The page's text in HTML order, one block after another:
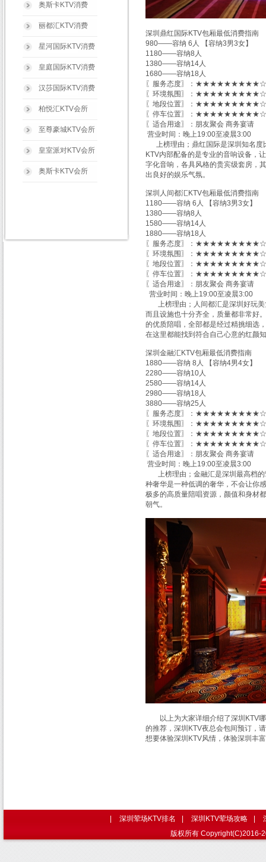
奥斯卡KTV消费
丽都汇KTV消费
星河国际KTV消费
皇庭国际KTV消费
汉莎国际KTV消费
柏悦汇KTV会所
至尊豪城KTV会所
皇室派对KTV会所
奥斯卡KTV会所
深圳鼎红国际KTV包厢最低消费指南
980——容纳 6人 【容纳3男3女】
1180——容纳8人
1380——容纳14人
1680——容纳18人
〖服务态度〗：★★★★★★★★★☆
〖环境氛围〗：★★★★★★★★★☆
〖地段位置〗：★★★★★★★★★☆
〖停车位置〗：★★★★★★★★★☆
〖适合用途〗：朋友聚会 商务宴请
营业时间：晚上19:00至凌晨3:00
上榜理由；鼎红国际是深圳知名度
KTV内部配备的是专业的音响设备，
字化音响，各具风格的贵宾级套房，
出良好的娱乐气氛。
深圳人间都汇KTV包厢最低消费指南
1180——容纳 6人 【容纳3男3女】
1380——容纳8人
1580——容纳14人
1880——容纳18人
〖服务态度〗：★★★★★★★★★☆
〖环境氛围〗：★★★★★★★★★☆
〖地段位置〗：★★★★★★★★★☆
〖停车位置〗：★★★★★★★★★☆
〖适合用途〗：朋友聚会 商务宴请
营业时间：晚上19:00至凌晨3:00
上榜理由；人间都汇是深圳好玩美
而且设施也十分齐全，质量都非常好
的优质陪唱，全部都是经过精挑细选
在这里都能找到符合自己心意的红颜
深圳金融汇KTV包厢最低消费指南
1880——容纳 8人 【容纳4男4女】
2280——容纳10人
2580——容纳14人
2980——容纳18人
3880——容纳25人
〖服务态度〗：★★★★★★★★★☆
〖环境氛围〗：★★★★★★★★★☆
〖地段位置〗：★★★★★★★★★☆
〖停车位置〗：★★★★★★★★★☆
〖适合用途〗：朋友聚会 商务宴请
营业时间：晚上19:00至凌晨3:00
上榜理由；金融汇是深圳最高档的
种奢华是一种低调的奢华，不会让你
极多的高质量陪唱资源，颜值和身材
朝气。
以上为大家详细介绍了深圳KTV哪
的推荐，深圳KTV夜总会包间预订，
想要体验深圳KTV风情，体验深圳丰
深圳荤场KTV排名 深圳KTV荤场攻略
版权所有 Copyright(C)2016-